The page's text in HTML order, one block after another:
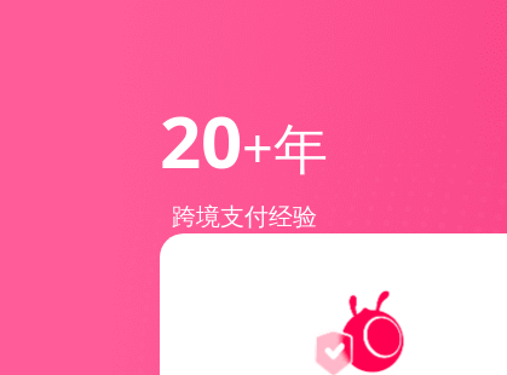
20+年
跨境支付经验